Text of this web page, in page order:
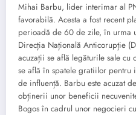
Mihai Barbu, lider interimar al
favorabilă. Acesta a fost recent
perioadă de 60 de zile, în urma
Direcția Națională Anticorupție
acuzații se află legăturile sale cu
se află în spatele gratiilor pentru
de influență. Barbu este acuzat
obținerii unor beneficii
Bogos în cadrul unor negocieri